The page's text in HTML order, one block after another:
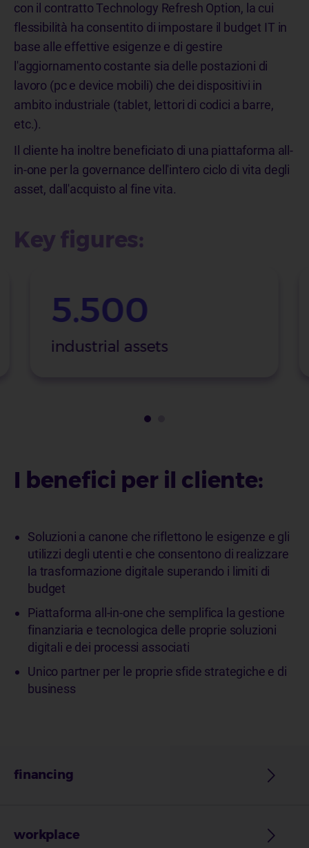
con il contratto Technology Refresh Option, la cui
flessibilità ha consentito di impostare il budget IT in
base alle effettive esigenze e di gestire
l'aggiornamento costante sia delle postazioni di
lavoro (pc e device mobili) che dei dispositivi in
ambito industriale (tablet, lettori di codici a barre,
etc.).
Il cliente ha inoltre beneficiato di una piattaforma all-
in-one per la governance dell'intero ciclo di vita degli
asset, dall'acquisto al fine vita.
Key figures:
5.500
industrial assets
I benefici per il cliente:
Soluzioni a canone che riflettono le esigenze e gli
utilizzi degli utenti e che consentono di realizzare
la trasformazione digitale superando i limiti di
budget
Piattaforma all-in-one che semplifica la gestione
finanziaria e tecnologica delle proprie soluzioni
digitali e dei processi associati
Unico partner per le proprie sfide strategiche e di
business
financing
workplace